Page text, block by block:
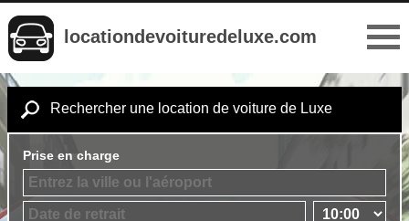
locationdevoituredeluxe.com
Rechercher une location de voiture de Luxe
Prise en charge